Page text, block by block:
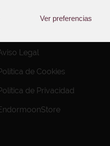
Ver preferencias
INFORMACIÓN
Legal
de Cookies
de Privacidad